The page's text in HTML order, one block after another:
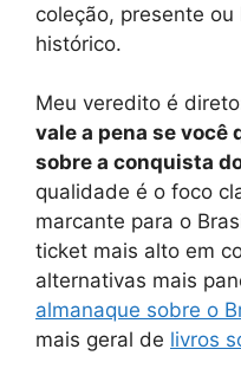
coleção, presente
histórico.
Meu veredito é
vale a pena se você
sobre a conquista
qualidade é o foco
marcante para o
ticket mais alto em
alternativas mais
almanaque sobre o
mais geral de livros